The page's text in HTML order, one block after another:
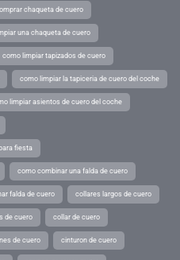
chaqueta de cuero
una chaqueta de cuero
como limpiar tapizados de cuero
como limpiar la tapiceria de cuero del coche
limpiar asientos de cuero del coche
fiesta
como combinar una falda de cuero
falda de cuero collares largos de cuero
de cuero collar de cuero
de cuero cinturon de cuero